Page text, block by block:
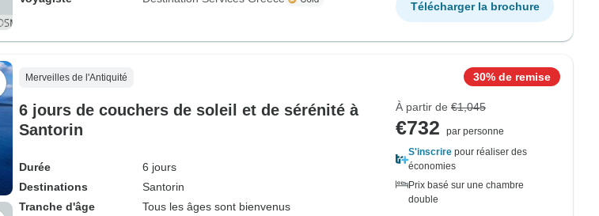
Télécharger la brochure
Merveilles de l'Antiquité
6 jours de couchers de soleil et de sérénité à
Santorin
Durée
6 jours
Destinations
Santorin
Tranche d'âge
Tous les âges sont bienvenus
30% de remise
À partir de €1,045
€732
par personne
S'inscrire pour réaliser des
économies
Prix basé sur une chambre
double